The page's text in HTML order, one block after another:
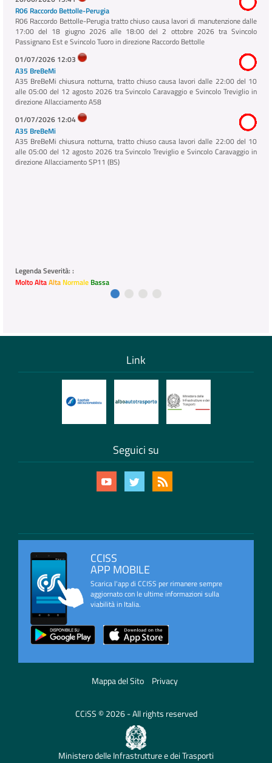
R06 Raccordo Bettolle-Perugia
R06 Raccordo Bettolle-Perugia tratto chiuso causa lavori di manutenzione dalle
17:00 del 18 giugno 2026 alle 18:00 del 2 ottobre 2026 tra Svincolo
Passignano Est e Svincolo Tuoro in direzione Raccordo Bettolle
01/07/2026 12:03
A35 BreBeMi
A35 BreBeMi chiusura notturna, tratto chiuso causa lavori dalle 22:00 del 10
alle 05:00 del 12 agosto 2026 tra Svincolo Caravaggio e Svincolo Treviglio in
direzione Allacciamento A58
01/07/2026 12:04
A35 BreBeMi
A35 BreBeMi chiusura notturna, tratto chiuso causa lavori dalle 22:00 del 10
alle 05:00 del 12 agosto 2026 tra Svincolo Treviglio e Svincolo Caravaggio in
direzione Allacciamento SP11 (BS)
Legenda Severità: :
Molto AltaAlta Normale Bassa
Link
Seguici su
CCISS
APP MOBILE
Scarica l'app di CCISS per rimanere sempre
aggiornato con le ultime informazioni sulla
viabilità in Italia.
Mappa del Sito Privacy
CCiSS © 2026 - All rights reserved
Ministero delle Infrastrutture e dei Trasporti